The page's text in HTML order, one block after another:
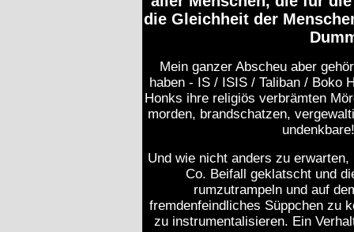
die Gleichheit der
Mein ganzer Abscheu aber
haben - IS / ISIS / Taliban / Boko
Honks ihre religiös verbrämten
morden, brandschatzen,
Und wie nicht anders zu
Co. Beifall geklatscht und
rumzutrampeln und auf
fremdenfeindliches Süppchen zu
zu instrumentalisieren. Ein